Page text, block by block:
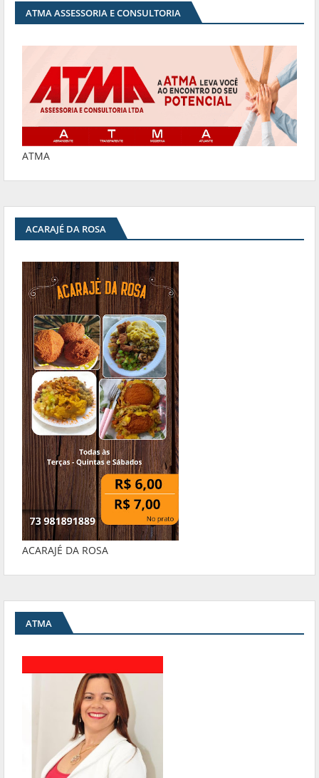
ATMA ASSESSORIA E CONSULTORIA
ATMA
ACARAJÉ DA ROSA
ACARAJÉ DA ROSA
ATMA